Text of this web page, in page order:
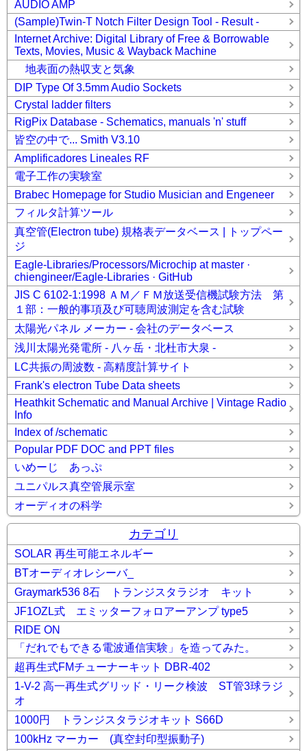
AUDIO AMP
(Sample)Twin-T Notch Filter Design Tool - Result -
Internet Archive: Digital Library of Free & Borrowable
Texts, Movies, Music & Wayback Machine
地表面の熱収支と気象
DIP Type Of 3.5mm Audio Sockets
Crystal ladder filters
RigPix Database - Schematics, manuals 'n' stuff
皆空の中で... Smith V3.10
Amplificadores Lineales RF
電子工作の実験室
Brabec Homepage for Studio Musician and Engeneer
フィルタ計算ツール
真空管(Electron tube) 規格表データベース | トップペー
ジ
Eagle-Libraries/Processors/Microchip at master ·
chiengineer/Eagle-Libraries · GitHub
JIS C 6102-1:1998 ＡＭ／ＦＭ放送受信機試験方法 第
１部：一般的事項及び可聴周波測定を含む試験
太陽光パネル メーカー - 会社のデータベース
浅川太陽光発電所 - 八ヶ岳・北杜市大泉 -
LC共振の周波数 - 高精度計算サイト
Frank's electron Tube Data sheets
Heathkit Schematic and Manual Archive | Vintage Radio
Info
Index of /schematic
Popular PDF DOC and PPT files
いめーじ あっぷ
ユニパルス真空管展示室
オーディオの科学
カテゴリ
SOLAR 再生可能エネルギー
BTオーディオレシーバ_
Graymark536 8石 トランジスタラジオ キット
JF1OZL式 エミッターフォロアーアンプ type5
RIDE ON
「だれでもできる電波通信実験」を造ってみた。
超再生式FMチューナーキット DBR-402
1-V-2 高一再生式グリッド・リーク検波 ST管3球ラジ
オ
1000円 トランジスタラジオキット S66D
100kHz マーカー (真空封印型振動子)